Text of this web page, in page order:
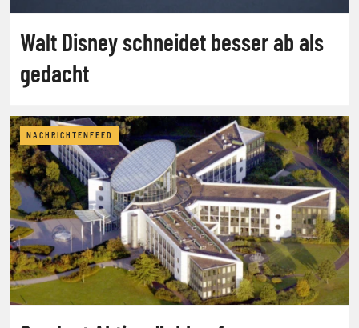
Walt Disney schneidet besser ab als
gedacht
NACHRICHTENFEED